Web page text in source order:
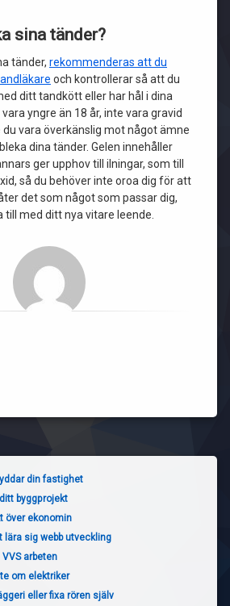
sina tänder?
tänder, rekommenderas att du
och kontrollerar så att du
ditt tandkött eller har hål i dina
yngre än 18 år, inte vara gravid
du vara överkänslig mot något ämne
dina tänder. Gelen innehåller
ger upphov till ilningar, som till
så du behöver inte oroa dig för att
det som något som passar dig,
till med ditt nya vitare leende.
din fastighet
byggprojekt
över ekonomin
lära sig webb utveckling
arbeten
om elektriker
eller fixa rören själv